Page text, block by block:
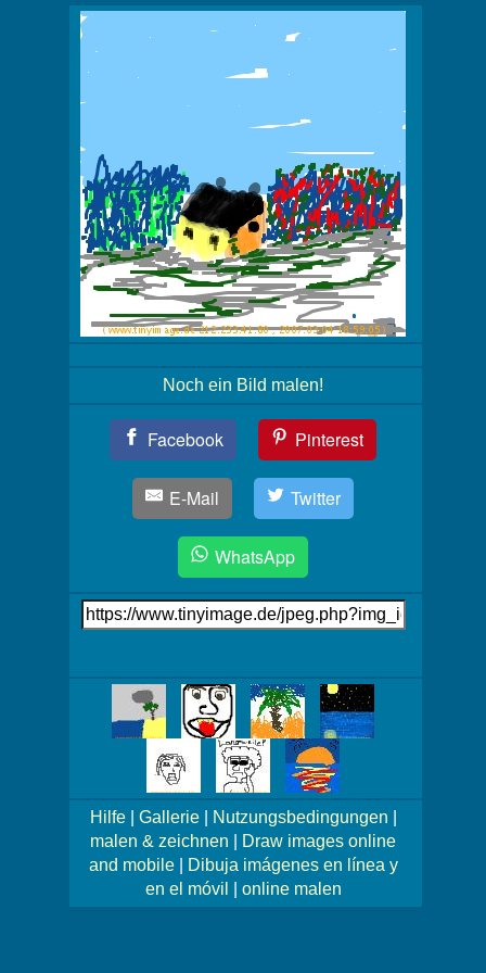
Noch ein Bild malen!
Facebook Pinterest
E-Mail Twitter
WhatsApp
Link
auf's
Bilder!
Hilfe| Gallerie| Nutzungsbedingungen
malen & zeichnen
Draw images online
and mobile|
Dibuja imágenes en línea y
en el móvil
online malen